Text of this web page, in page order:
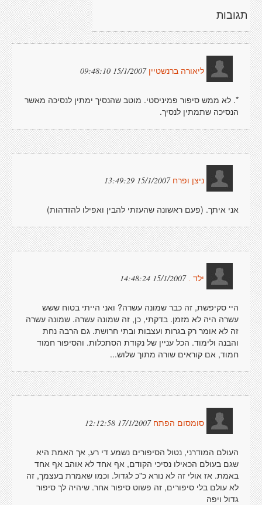
תגובות
ליאורה ברנשטיין 15/1/2007 09:48:10
*. לא ממש סיפור פמיניסטי. מוטב שהנסיך ימתין לנסיכה מאשר
הנסיכה שתמתין לנסיך.
ניצן ופרח 15/1/2007 13:49:29
אני איתך. (פעם ראשונה שהעזתי להבין ואפילו להזדהות)
ילד . 15/1/2007 14:48:24
היי סקיפשת, זה כבר שמונה עשרה? ואני הייתי בטוח ששש
עשרה היה לא מזמן. בדקתי, כן, זה שמונה עשרה. שמונה עשרה
זה לא אומר רק בגרות ועצבות ובתי חרושת. גם הרבה נחת
והבנה ולימוד. הכל עניין של נקודת הסתכלות. והסיפור חמוד
חמוד, אם קוראים שורה מתוך שלוש...
סומסום הפתח 17/1/2007 12:12:58
העולם המודרני, נטול הסיפורים נשמע די רע, אך האמת היא
שגם בעולם הכאילו נסיכי הקודם, אף אחד לא אוהב אף אחד
באמת. אז אולי זה לא נורא כ"כ לגדול. וכמו שאמרת בעצמך, זה
לא עולם בלי סיפורים, זה פשוט סיפור אחר. שיהיה לך סיפור
גדול ויפה